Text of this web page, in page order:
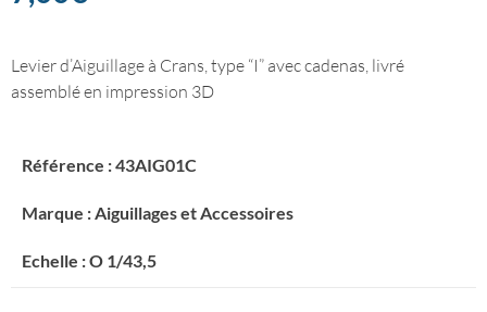
Levier d’Aiguillage à Crans, type “I” avec cadenas, livré
assemblé en impression 3D
Référence : 43AIG01C
Marque : Aiguillages et Accessoires
Echelle : O 1/43,5